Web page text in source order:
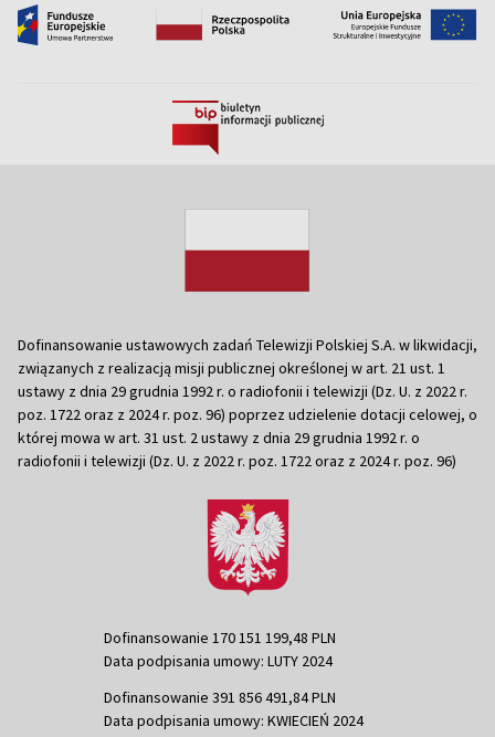
Dofinansowanie ustawowych zadań Telewizji Polskiej S.A. w likwidacji,
związanych z realizacją misji publicznej określonej w art. 21 ust. 1
ustawy z dnia 29 grudnia 1992 r. o radiofonii i telewizji (Dz. U. z 2022 r.
poz. 1722 oraz z 2024 r. poz. 96) poprzez udzielenie dotacji celowej, o
której mowa w art. 31 ust. 2 ustawy z dnia 29 grudnia 1992 r. o
radiofonii i telewizji (Dz. U. z 2022 r. poz. 1722 oraz z 2024 r. poz. 96)
Dofinansowanie 170 151 199,48 PLN
Data podpisania umowy: LUTY 2024
Dofinansowanie 391 856 491,84 PLN
Data podpisania umowy: KWIECIEŃ 2024